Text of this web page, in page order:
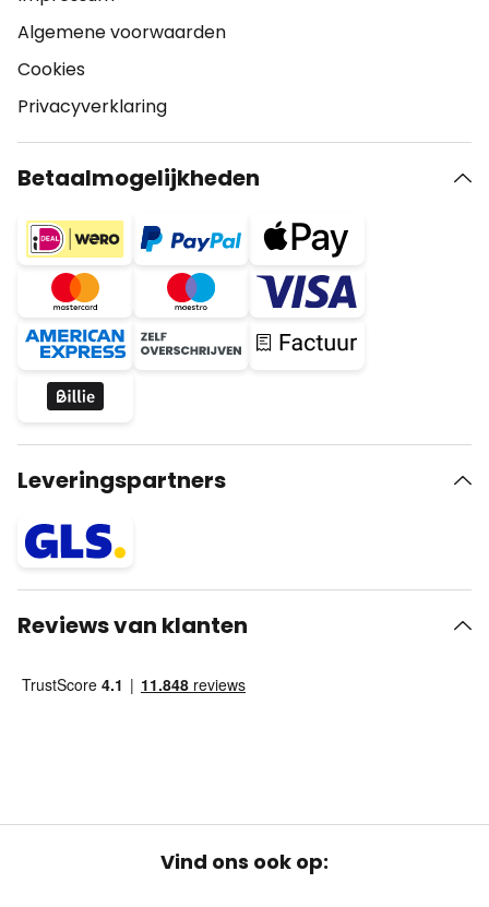
Algemene voorwaarden
Cookies
Privacyverklaring
Betaalmogelijkheden
Leveringspartners
Reviews van klanten
Vind ons ook op: